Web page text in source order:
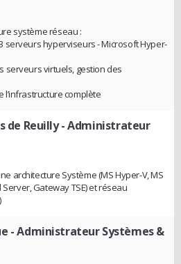
système réseau :
serveurs hyperviseurs - Microsoft Hyper-
serveurs virtuels, gestion des
complète
de Reuilly- Administrateur
architecture Système (MS Hyper-V, MS
Gateway TSE) et réseau
- Administrateur Systèmes &